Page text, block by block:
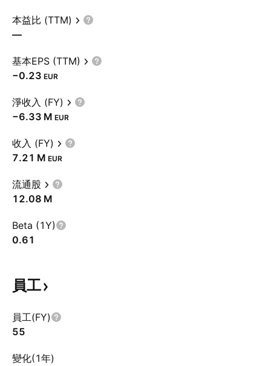
本益比 (TTM)
—
基本EPS (TTM)
−0.23 EUR
淨收入 (FY)
‪−6.33 M‬ EUR
收入 (FY)
‪7.21 M‬ EUR
流通股
‪12.08 M‬
Beta (1Y)
0.61
員工
員工(FY)
55
變化(1年)